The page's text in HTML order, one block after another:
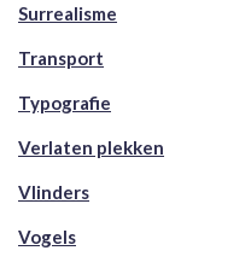
Surrealisme
Transport
Typografie
Verlaten plekken
Vlinders
Vogels